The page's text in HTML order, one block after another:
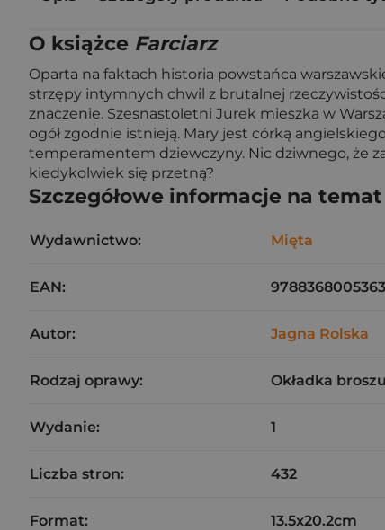
O książce Farciarz
Oparta na faktach historia powstańca
strzępy intymnych chwil z brutalnej
znaczenie. Szesnastoletni Jurek mieszka w
ogół zgodnie istnieją. Mary jest córką
temperamentem dziewczyny. Nic dziwnego, że
kiedykolwiek się przetną?
Szczegółowe informacje na
Wydawnictwo: Mięta
EAN: 9788368005363
Autor: Jagna Rolska
Rodzaj oprawy: Okładka
Wydanie: 1
Liczba stron: 432
Format: 13.5x20.2cm